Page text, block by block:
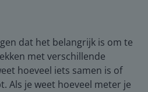
dat het belangrijk is om te
met verschillende
hoeveel iets samen is of
Als je weet hoeveel meter je